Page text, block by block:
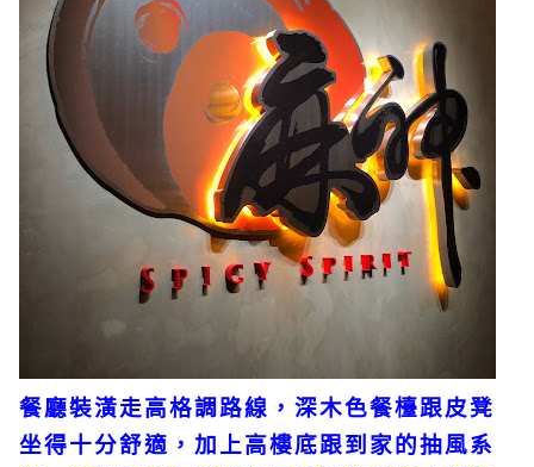
餐廳裝潢走高格調路線，深木色餐檯跟皮凳
坐得十分舒適，加上高樓底跟到家的抽風系